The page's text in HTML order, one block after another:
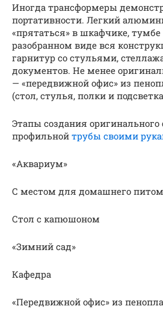
Иногда трансформеры
портативности. Легкий
«прятаться» в шкафчике,
разобранном виде вся
гарнитур со стульями,
документов. Не менее
— «передвижной офис» из
(стол, стулья, полки и
Этапы создания оригинального
профильной трубы своими
«Аквариум»
С местом для домашнего
Стол с капюшоном
«Зимний сад»
Кафедра
«Передвижной офис» из